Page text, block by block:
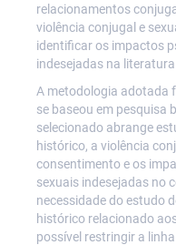
relacionamentos
violência conjugal e
identificar os impactos
indesejadas na literatura.
A metodologia adotada
se baseou em pesquisa
selecionado abrange
histórico, a violência
consentimento e os
sexuais indesejadas no
necessidade do estudo
histórico relacionado
possível restringir a